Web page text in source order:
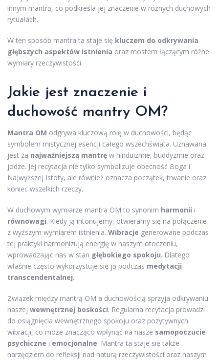
innym mantrą, co podkreśla jej znaczenie w różnych duchowych
rytuałach.
W ten sposób mantra ta staje się kluczem do odkrywania
głębszych aspektów istnienia oraz mostem łączącym różne
wymiary rzeczywistości.
Jakie jest znaczenie i
duchowość mantry OM?
Mantra OM odgrywa kluczową rolę w duchowości, będąc
symbolem mistycznej esencji całego wszechświata. Uznawana
jest za najważniejszą mantrę w hinduizmie, buddyzmie oraz
jodze. Jej recytacja nie tylko symbolizuje obecność Boga i
Najwyższej Istoty, ale również oznacza początek, trwanie oraz
koniec wszelkich rzeczy.
W duchowym wymiarze mantra OM to synonim harmonii i
równowagi. Kiedy ją intonujemy, otwieramy się na połączenie
z wyższym wymiarem istnienia. Wibracje generowane podczas
tej praktyki harmonizują energię w naszym otoczeniu,
wprowadzając nas w stan głębokiego spokoju. Dlatego
właśnie często wykorzystuje się ją podczas medytacji
transcendentalnej.
Związek między mantrą OM a duchowością sprzyja odkrywaniu
naszej wewnętrznej boskości. Regularna recytacja prowadzi
do osiągnięcia wewnętrznego spokoju oraz pozytywnych
wibracji, co może znacząco wpłynąć na nasze samopoczucie
psychiczne i emocjonalne. Mantra ta staje się także
narzędziem do refleksji nad naturą rzeczywistości oraz naszym